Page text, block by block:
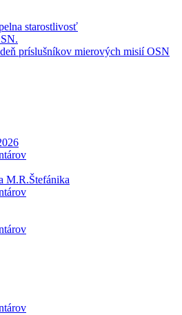
starostlivosť
príslušníkov mierových misií OSN
M.R.Štefánika